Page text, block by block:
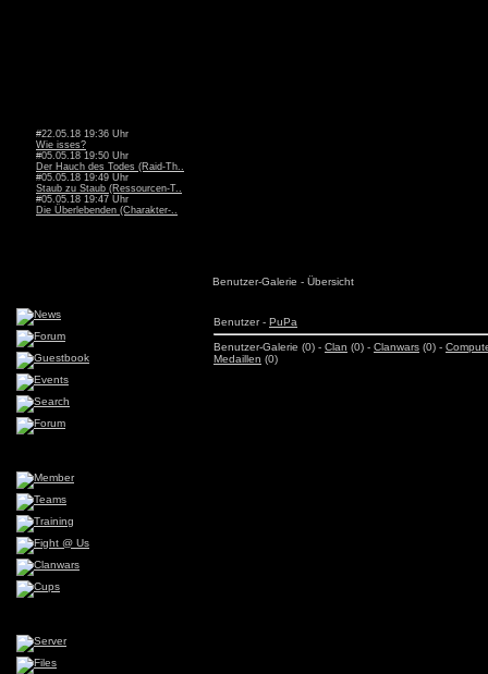
#22.05.18 19:36 Uhr
Wie isses?
#05.05.18 19:50 Uhr
Der Hauch des Todes (Raid-Th..
#05.05.18 19:49 Uhr
Staub zu Staub (Ressourcen-T..
#05.05.18 19:47 Uhr
Die Überlebenden (Charakter-..
Benutzer-Galerie - Übersicht
Benutzer - PuPa
Benutzer-Galerie (0) - Clan (0) - Clanwars (0) -
Medaillen (0)